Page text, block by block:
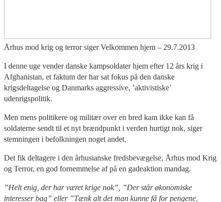
Århus mod krig og terror siger Velkommen hjem – 29.7.2013
I denne uge vender danske kampsoldater hjem efter 12 års krig i
Afghanistan, et faktum der har sat fokus på den danske
krigsdeltagelse og Danmarks aggressive, ’aktivistiske’
udenrigspolitik.
Men mens politikere og militær over en bred kam ikke kan få
soldaterne sendt til et nyt brændpunkt i verden hurtigt nok, siger
stemningen i befolkningen noget andet.
Det fik deltagere i den århusianske fredsbevægelse, Århus mod Krig
og Terror, en god fornemmelse af på en gadeaktion mandag.
”Helt enig, der har været krige nok”, ”Der står økonomiske
interesser bag” eller ”Tænk alt det man kunne få for pengene,